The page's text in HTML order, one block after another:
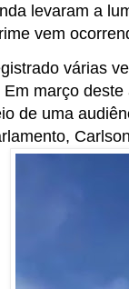
levaram a
vem
várias
março
de uma